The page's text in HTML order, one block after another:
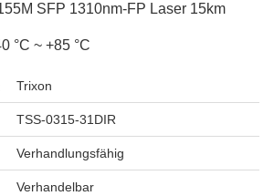
SFP 1310nm-FP Laser 15km
°C ~ +85 °C
Trixon
TSS-0315-31DIR
Verhandlungsfähig
Verhandelbar